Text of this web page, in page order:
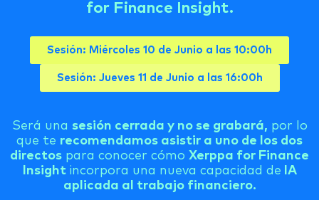
for Finance Insight.
Sesión: Miércoles 10 de Junio a las 10:00h
Sesión: Jueves 11 de Junio a las 16:00h
Será una sesión cerrada y no se grabará, por lo
que te recomendamos asistir a uno de los dos
directos para conocer cómo Xerppa for Finance
Insight incorpora una nueva capacidad de IA
aplicada al trabajo financiero.